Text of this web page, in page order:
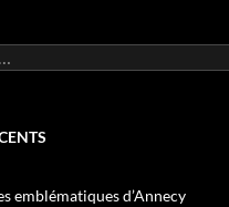
emblématiques d’Annecy